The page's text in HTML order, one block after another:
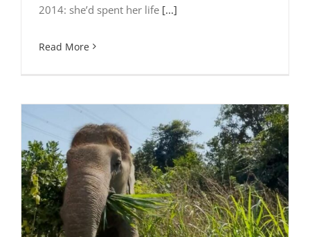
2014: she’d spent her life[...]
Read More